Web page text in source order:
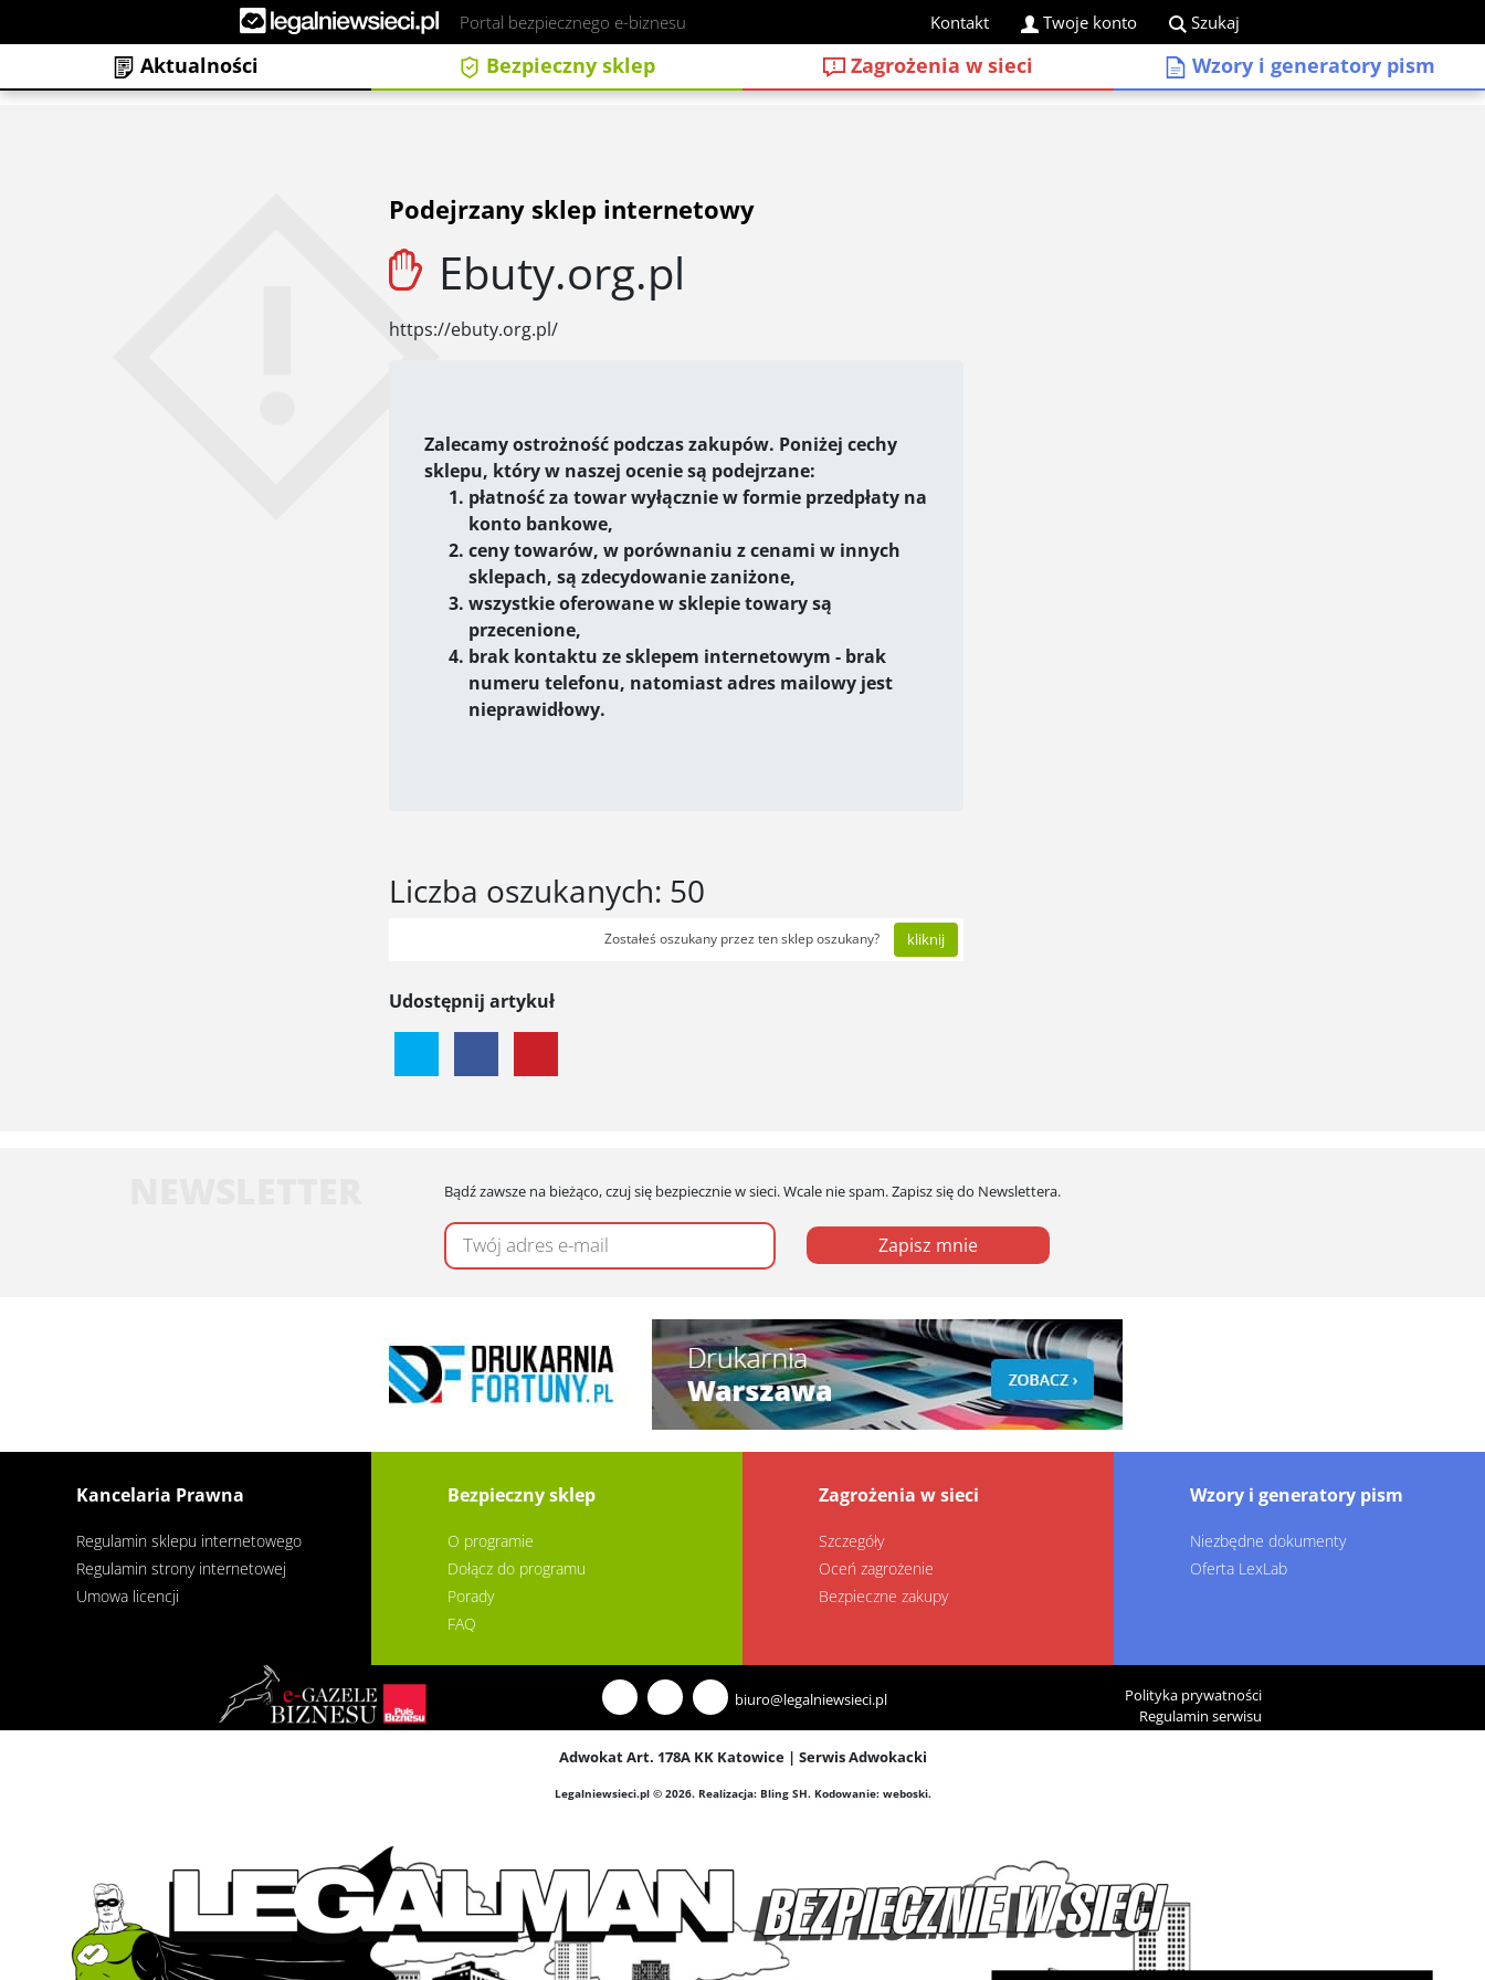
Portal bezpiecznego e-biznesu Kontakt Twoje konto Szukaj
Aktualności Bezpieczny sklep Zagrożenia w sieci Wzory i generatory pism
Podejrzany sklep internetowy
Ebuty.org.pl
https://ebuty.org.pl/
Zalecamy ostrożność podczas zakupów. Poniżej cechy
sklepu, który w naszej ocenie są podejrzane:
płatność za towar wyłącznie w formie przedpłaty na
konto bankowe,
ceny towarów, w porównaniu z cenami w innych
sklepach, są zdecydowanie zaniżone,
wszystkie oferowane w sklepie towary są
przecenione,
brak kontaktu ze sklepem internetowym - brak
numeru telefonu, natomiast adres mailowy jest
nieprawidłowy.
Liczba oszukanych: 50
Zostałeś oszukany przez ten sklep oszukany? kliknij
Udostępnij artykuł
Bądź zawsze na bieżąco, czuj się bezpiecznie w sieci. Wcale nie spam. Zapisz się do Newslettera.
Zapisz mnie
Kancelaria Prawna
Regulamin sklepu internetowego
Regulamin strony internetowej
Umowa licencji
Bezpieczny sklep
O programie
Dołącz do programu
Porady
FAQ
Zagrożenia w sieci
Szczegóły
Oceń zagrożenie
Bezpieczne zakupy
Wzory i generatory pism
Niezbędne dokumenty
Oferta LexLab
biuro@legalniewsieci.pl
Polityka prywatności
Regulamin serwisu
Adwokat Art. 178A KK Katowice| Serwis Adwokacki
Legalniewsieci.pl © 2026. Realizacja: Bling SH. Kodowanie: weboski.